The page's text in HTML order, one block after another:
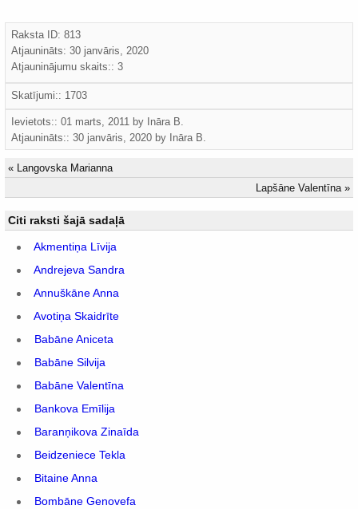
Raksta ID: 813
Atjaunināts: 30 janvāris, 2020
Atjauninājumu skaits:: 3
Skatījumi:: 1703
Ievietots:: 01 marts, 2011 by Ināra B.
Atjaunināts:: 30 janvāris, 2020 by Ināra B.
« Langovska Marianna
Lapšāne Valentīna »
Citi raksti šajā sadaļā
Akmentiņa Līvija
Andrejeva Sandra
Annuškāne Anna
Avotiņa Skaidrīte
Babāne Aniceta
Babāne Silvija
Babāne Valentīna
Bankova Emīlija
Baranņikova Zinaīda
Beidzeniece Tekla
Bitaine Anna
Bombāne Genovefa